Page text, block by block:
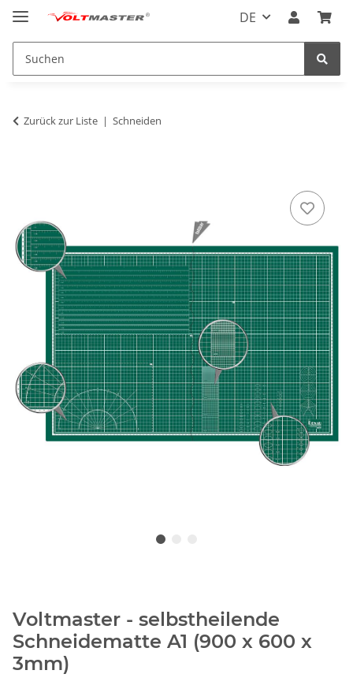
DE
Zurück zur Liste Schneiden
Voltmaster - selbstheilende
Schneidematte A1 (900 x 600 x
3mm)